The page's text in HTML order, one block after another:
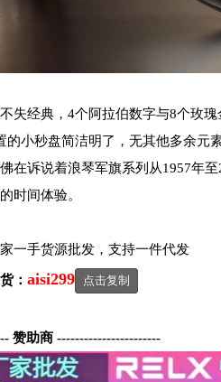
失经典，4个阿拉伯数字与8个玫
的小秒盘简洁明了，无其他多余元
在诉说着浪琴军旗系列从1957年
时间体验。
一手货源批发，支持一件代发
： aisi299 点击复制
赞助商 -----------------------